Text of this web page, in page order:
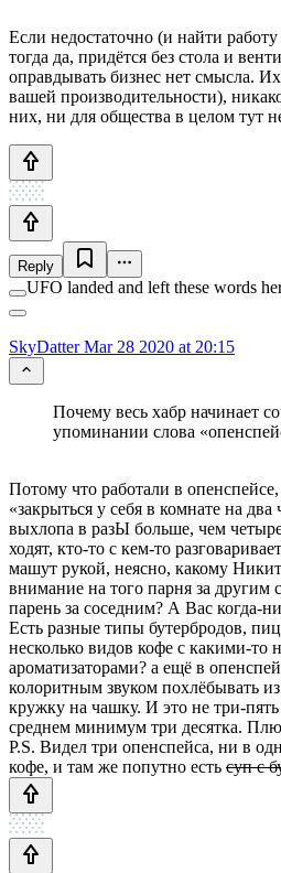
Если недостаточно (и найти
тогда да, придётся без стола и
оправдывать бизнес нет смысла.
вашей производительности),
них, ни для общества в целом тут
Reply
UFO landed and left these words
SkyDatterMar 28 2020 at 20:15
Почему весь хабр начинает
упоминании слова
Потому что работали в
«закрыться у себя в комнате на два
выхлопа в разЫ больше, чем
ходят, кто-то с кем-то
машут рукой, неясно, какому
внимание на того парня за
парень за соседним? А Вас когда-
Есть разные типы бутербродов,
несколько видов кофе с какими-
ароматизаторами? а ещё в
колоритным звуком похлёбывать
кружку на чашку. И это не три-
среднем минимум три десятка.
P.S. Видел три опенспейса, ни в
кофе, и там же попутно есть суп с